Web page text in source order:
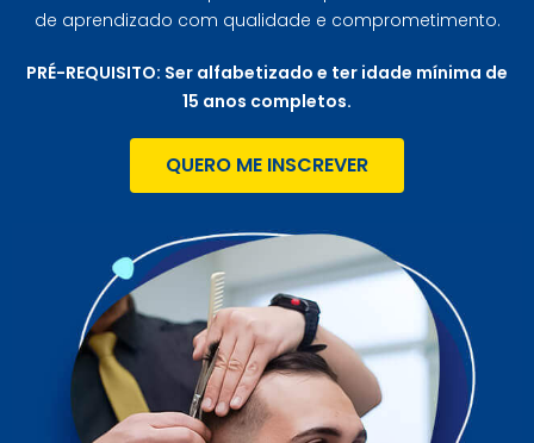
de aprendizado com qualidade e comprometimento.
PRÉ-REQUISITO: Ser alfabetizado e ter idade mínima de
15 anos completos.
QUERO ME INSCREVER